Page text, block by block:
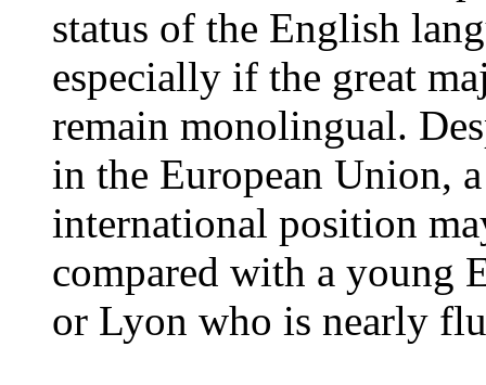
status of the English
especially if the great
remain monolingual.
in the European Union,
international position
compared with a young
or Lyon who is nearly